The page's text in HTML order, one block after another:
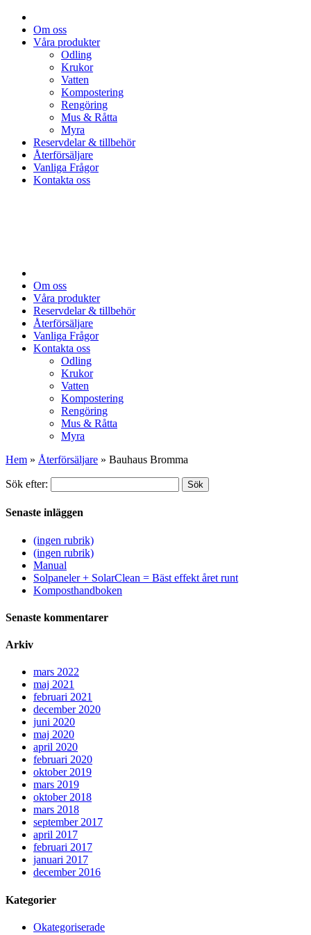
Om oss
Våra produkter
Odling
Krukor
Vatten
Kompostering
Rengöring
Mus & Råtta
Myra
Reservdelar & tillbehör
Återförsäljare
Vanliga Frågor
Kontakta oss
Om oss
Våra produkter
Reservdelar & tillbehör
Återförsäljare
Vanliga Frågor
Kontakta oss
Odling
Krukor
Vatten
Kompostering
Rengöring
Mus & Råtta
Myra
Hem » Återförsäljare » Bauhaus Bromma
Sök efter: Sök
Senaste inläggen
(ingen rubrik)
(ingen rubrik)
Manual
Solpaneler + SolarClean = Bäst effekt året runt
Komposthandboken
Senaste kommentarer
Arkiv
mars 2022
maj 2021
februari 2021
december 2020
juni 2020
maj 2020
april 2020
februari 2020
oktober 2019
mars 2019
oktober 2018
mars 2018
september 2017
april 2017
februari 2017
januari 2017
december 2016
Kategorier
Okategoriserade